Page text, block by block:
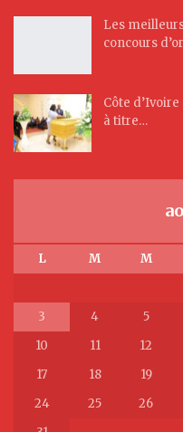
Les
concours
Côte
à titre…
L M M
3
4 5
10
11 12
17
18 19
24
25 26